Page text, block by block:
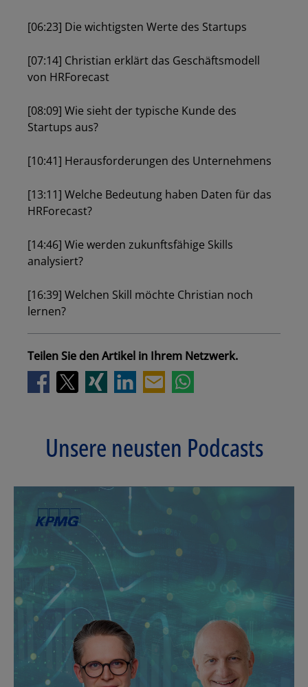
[06:23] Die wichtigsten Werte des Startups
[07:14] Christian erklärt das Geschäftsmodell
von HRForecast
[08:09] Wie sieht der typische Kunde des
Startups aus?
[10:41] Herausforderungen des Unternehmens
[13:11] Welche Bedeutung haben Daten für das
HRForecast?
[14:46] Wie werden zukunftsfähige Skills
analysiert?
[16:39] Welchen Skill möchte Christian noch
lernen?
Teilen Sie den Artikel in Ihrem Netzwerk.
Unsere neusten Podcasts